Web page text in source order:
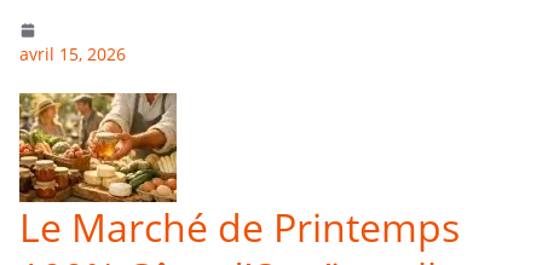
avril 15, 2026
Le Marché de Printemps